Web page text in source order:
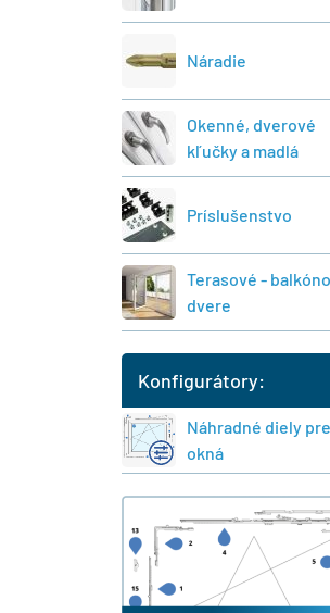
Náradie
Okenné, dverové
kľučky a madlá
Príslušenstvo
Terasové -
dvere
Konfigurátory:
Náhradné diely pre
okná